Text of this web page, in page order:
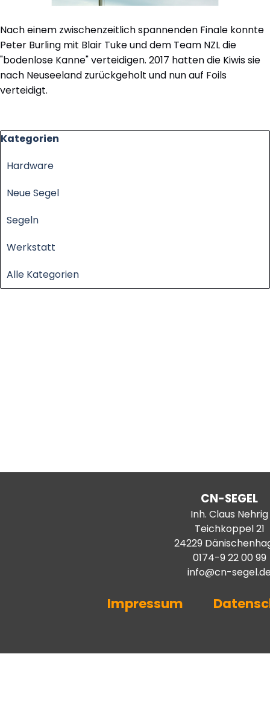
Nach einem zwischenzeitlich spannenden Finale konnte
Peter Burling mit Blair Tuke und dem Team NZL die
"bodenlose Kanne" verteidigen. 2017 hatten die Kiwis sie
nach Neuseeland zurückgeholt und nun auf Foils
verteidigt.
Block überspringen Kategorien
Kategorien
Hardware
Neue Segel
Segeln
Werkstatt
Alle Kategorien
CN-SEGEL
Inh. Claus Nehrig
Teichkoppel 21
24229
0174-9 22 00 99
info@cn-
Impressum